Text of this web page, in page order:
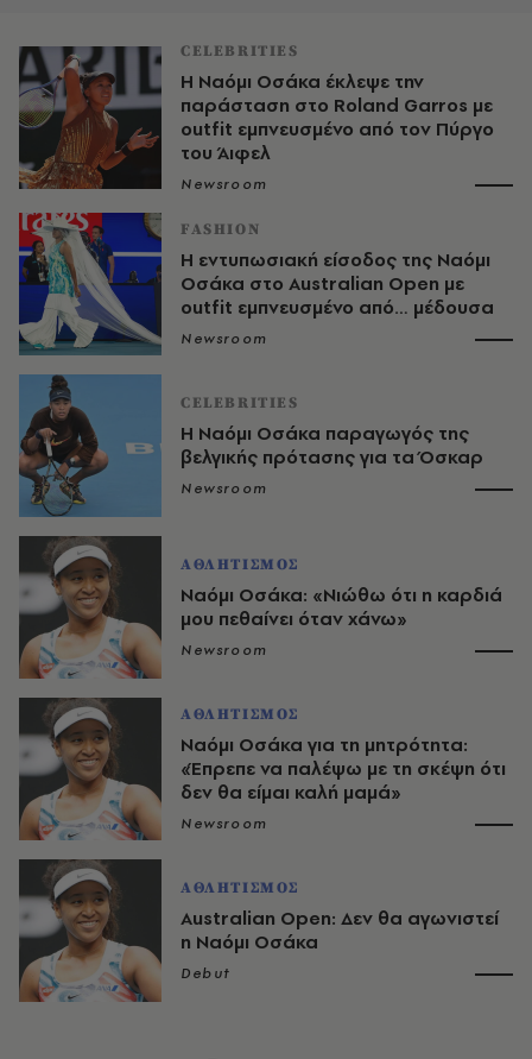
CELEBRITIES
Η Ναόμι Οσάκα έκλεψε την
παράσταση στο Roland Garros με
outfit εμπνευσμένο από τον Πύργο
του Άιφελ
Newsroom
FASHION
Η εντυπωσιακή είσοδος της Ναόμι
Οσάκα στο Australian Open με
outfit εμπνευσμένο από… μέδουσα
Newsroom
CELEBRITIES
Η Ναόμι Οσάκα παραγωγός της
βελγικής πρότασης για τα Όσκαρ
Newsroom
ΑΘΛΗΤΙΣΜΟΣ
Ναόμι Οσάκα: «Νιώθω ότι η καρδιά
μου πεθαίνει όταν χάνω»
Newsroom
ΑΘΛΗΤΙΣΜΟΣ
Ναόμι Οσάκα για τη μητρότητα:
«Έπρεπε να παλέψω με τη σκέψη ότι
δεν θα είμαι καλή μαμά»
Newsroom
ΑΘΛΗΤΙΣΜΟΣ
Australian Open: Δεν θα αγωνιστεί
η Ναόμι Οσάκα
Debut